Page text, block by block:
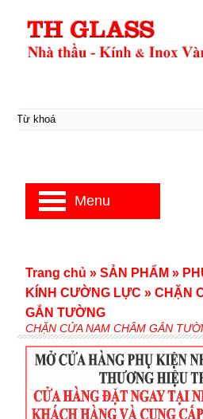
CHẶN CỬA NAM CHÂM GẮN
Trang chủ » SẢN PHẨM »
KÍNH CƯỜNG LỰC » CHẶN
GẮN TƯỜNG
Menu